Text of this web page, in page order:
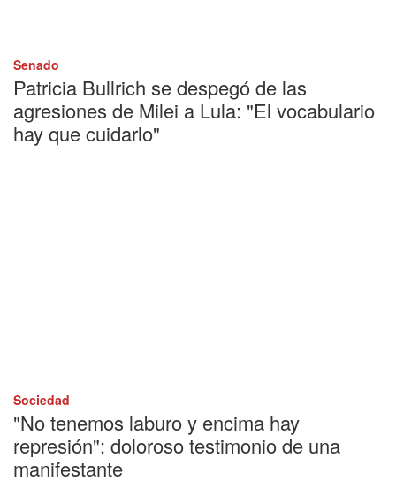
Senado
Patricia Bullrich se despegó de las
agresiones de Milei a Lula: "El vocabulario
hay que cuidarlo"
Sociedad
"No tenemos laburo y encima hay
represión": doloroso testimonio de una
manifestante